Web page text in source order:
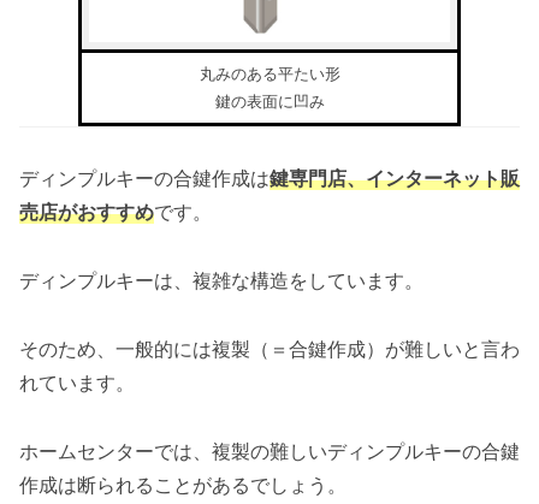
丸みのある平たい形
鍵の表面に凹み
ディンプルキーの合鍵作成は鍵専門店、インターネット販
売店がおすすめです。
ディンプルキーは、複雑な構造をしています。
そのため、一般的には複製（＝合鍵作成）が難しいと言わ
れています。
ホームセンターでは、複製の難しいディンプルキーの合鍵
作成は断られることがあるでしょう。